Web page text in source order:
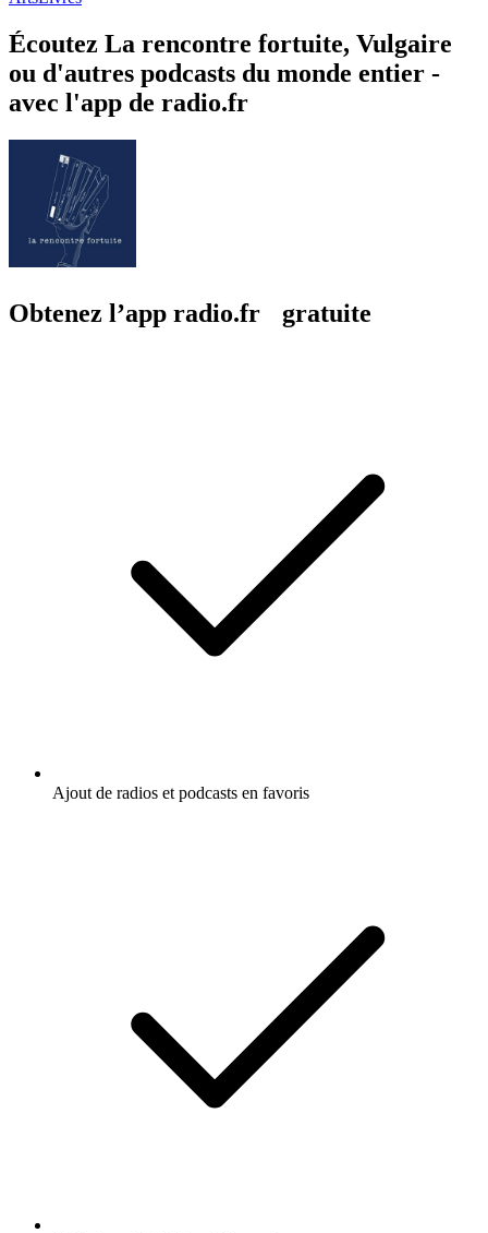
Écoutez La rencontre fortuite, Vulgaire
ou d'autres podcasts du monde entier -
avec l'app de radio.fr
Obtenez l’app radio.fr gratuite
Ajout de radios et podcasts en favoris